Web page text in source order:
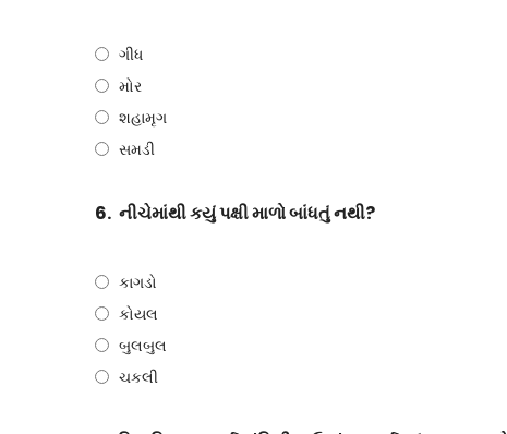
ગીધ
મોર
શહામૃગ
સમડી
6. નીચેમાંથી કયું પક્ષી માળો બાંધતું નથી?
કાગડો
કોયલ
બુલબુલ
ચકલી